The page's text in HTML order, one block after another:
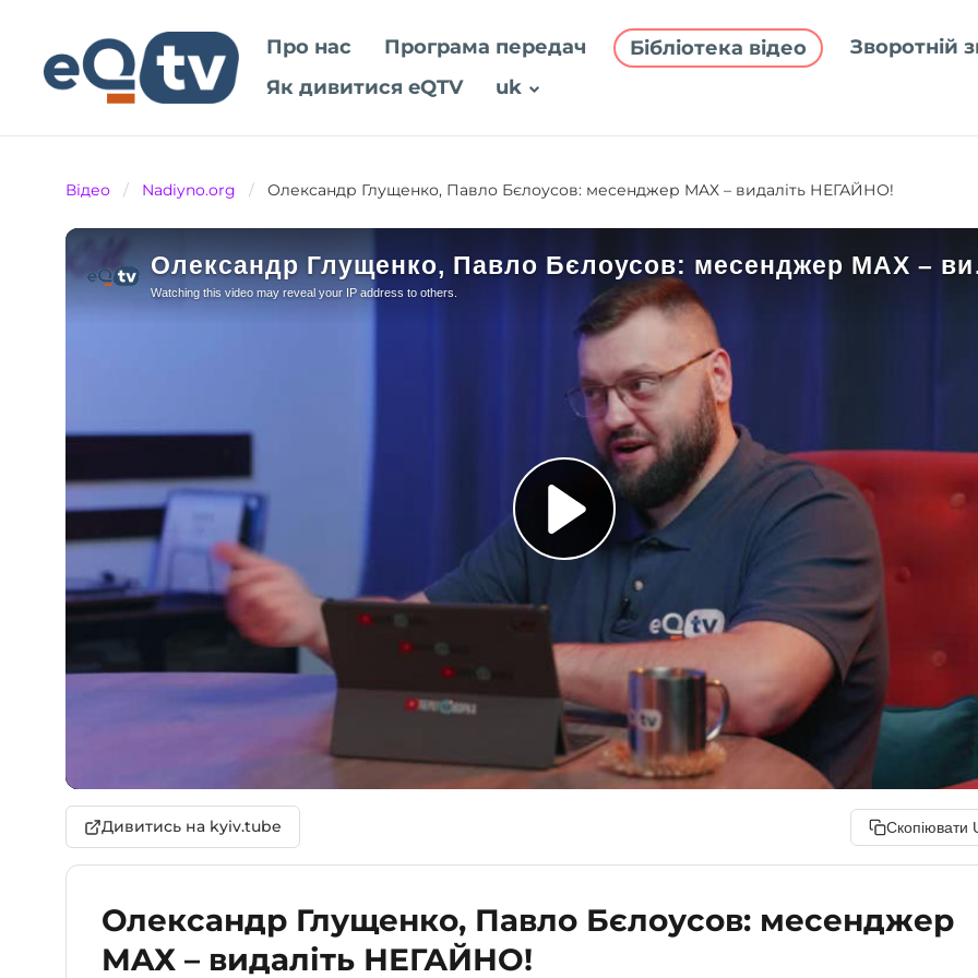
Про нас Програма передач Бібліотека відео
Зворотній
Як дивитися eQTV
uk
Відео / Nadiyno.org / Олександр Глущенко, Павло Бєлоусов: месенджер MAХ – видаліть НЕГАЙНО!
Дивитись на kyiv.tube Скопіювати
Олександр Глущенко, Павло Бєлоусов: месенджер
MAХ – видаліть НЕГАЙНО!